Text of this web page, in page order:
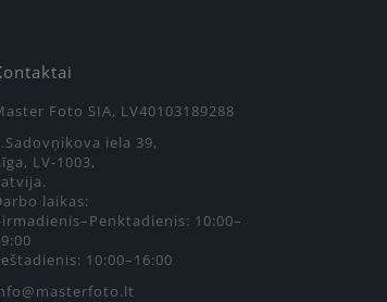
Foto SIA, LV40103189288
iela 39,
LV-1003,
laikas:
10:00–
10:00–16:00